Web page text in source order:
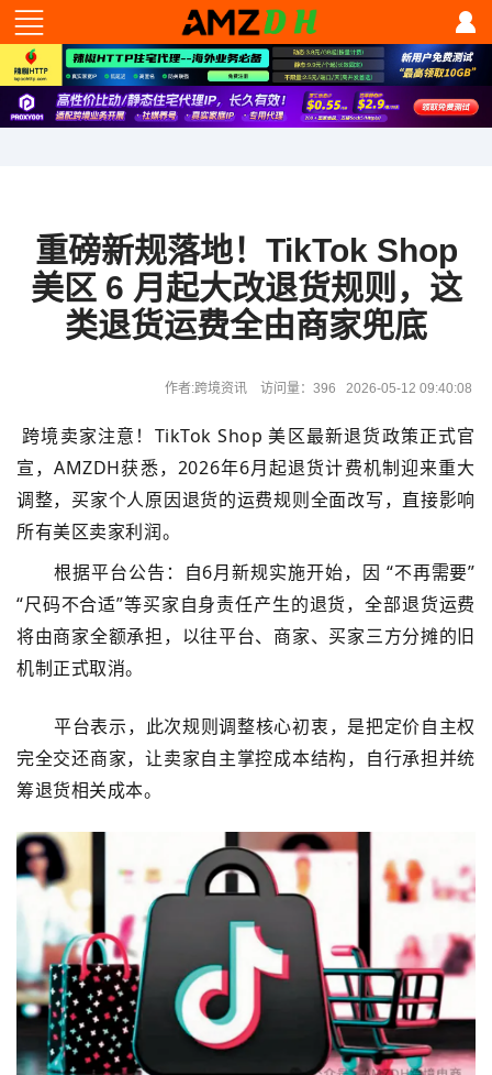
重磅新规落地！TikTok Shop
美区 6 月起大改退货规则，这
类退货运费全由商家兜底
作者:跨境资讯 访问量：396 2026-05-12 09:40:08
跨境卖家注意！TikTok Shop 美区最新退货政策正式官
宣，AMZDH获悉， 2026年6月起退货计费机制迎来重大
调整，买家个人原因退货的运费规则全面改写，直接影响
所有美区卖家利润。
根据平台公告：自6月新规实施开始，因 “不再需要”
“尺码不合适”等买家自身责任产生的退货，全部退货运费
将由商家全额承担 ，以往平台、商家、买家三方分摊的旧
机制正式取消。
平台表示，此次规则调整核心初衷，是把定价自主权
完全交还商家，让卖家自主掌控成本结构，自行承担并统
筹退货相关成本。